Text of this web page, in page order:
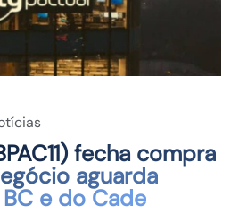
fecha compra
aguarda
BC e do Cade